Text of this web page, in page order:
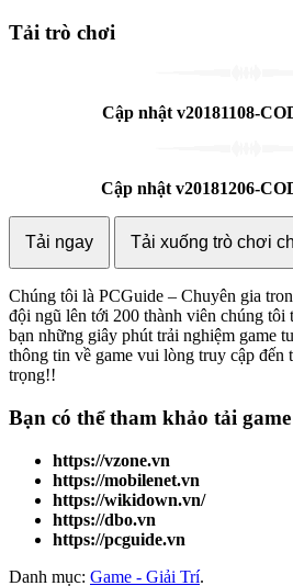
Tải trò chơi
Cập nhật v20181108-
Cập nhật v20181206-
Tải ngay Tải xuống trò chơi
Chúng tôi là PCGuide – Chuyên gia
đội ngũ lên tới 200 thành viên chúng tôi
bạn những giây phút trải nghiệm game
thông tin về game vui lòng truy cập đến
trọng!!
Bạn có thể tham khảo tải game
https://vzone.vn
https://mobilenet.vn
https://wikidown.vn/
https://dbo.vn
https://pcguide.vn
Danh mục: Game - Giải Trí.